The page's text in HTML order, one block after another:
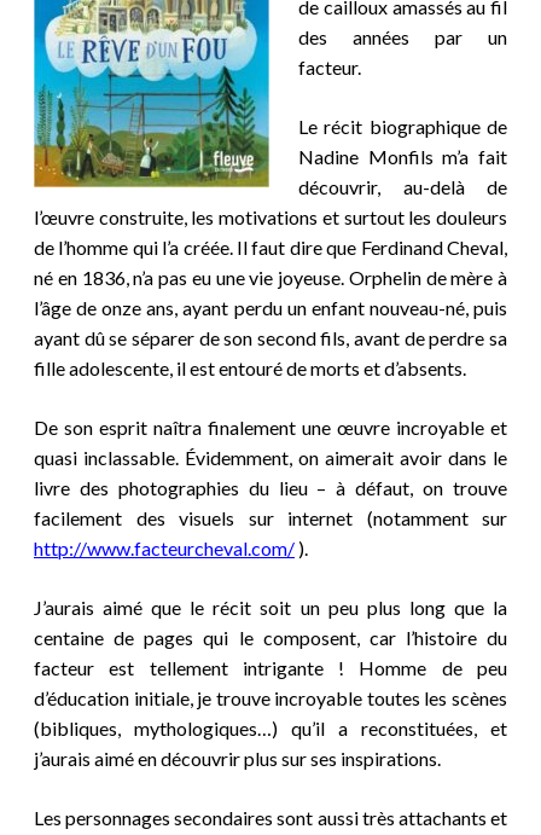
de cailloux amassés au fil
des années par un
facteur.
Le récit biographique de
Nadine Monfils m’a fait
découvrir, au-delà de
l’œuvre construite, les motivations et surtout les douleurs
de l’homme qui l’a créée. Il faut dire que Ferdinand Cheval,
né en 1836, n’a pas eu une vie joyeuse. Orphelin de mère à
l’âge de onze ans, ayant perdu un enfant nouveau-né, puis
ayant dû se séparer de son second fils, avant de perdre sa
fille adolescente, il est entouré de morts et d’absents.
De son esprit naîtra finalement une œuvre incroyable et
quasi inclassable. Évidemment, on aimerait avoir dans le
livre des photographies du lieu – à défaut, on trouve
facilement des visuels sur internet (notamment sur
http://www.facteurcheval.com/ ).
J’aurais aimé que le récit soit un peu plus long que la
centaine de pages qui le composent, car l’histoire du
facteur est tellement intrigante ! Homme de peu
d’éducation initiale, je trouve incroyable toutes les scènes
(bibliques, mythologiques…) qu’il a reconstituées, et
j’aurais aimé en découvrir plus sur ses inspirations.
Les personnages secondaires sont aussi très attachants et